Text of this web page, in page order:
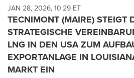
each
option
is
selected.
JAN 28, 2026, 10:29 ET
TECNIMONT (MAIRE) STEIGT
STRATEGISCHE
LNG IN DEN USA ZUM
EXPORTANLAGE IN
MARKT EIN